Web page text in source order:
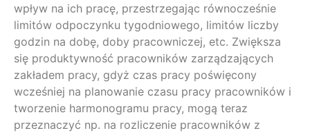
wpływ na ich pracę, przestrzegając równocześnie
limitów odpoczynku tygodniowego, limitów liczby
godzin na dobę, doby pracowniczej, etc. Zwiększa
się produktywność pracowników zarządzających
zakładem pracy, gdyż czas pracy poświęcony
wcześniej na planowanie czasu pracy pracowników i
tworzenie harmonogramu pracy, mogą teraz
przeznaczyć np. na rozliczenie pracowników z